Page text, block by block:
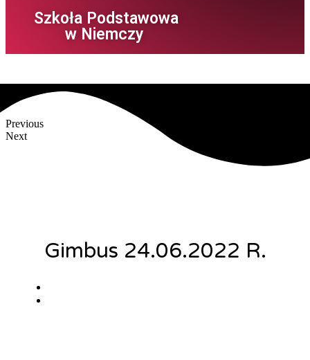
Szkoła Podstawowa
w Niemczy ​
Previous
Next
Gimbus 24.06.2022 R.